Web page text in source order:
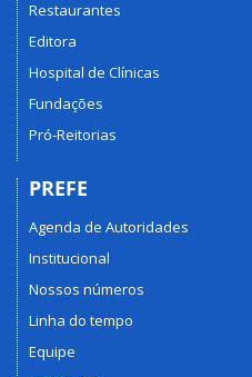
Restaurantes
Editora
Hospital de Clínicas
Fundações
Pró-Reitorias
PREFE
Agenda de Autoridades
Institucional
Nossos números
Linha do tempo
Equipe